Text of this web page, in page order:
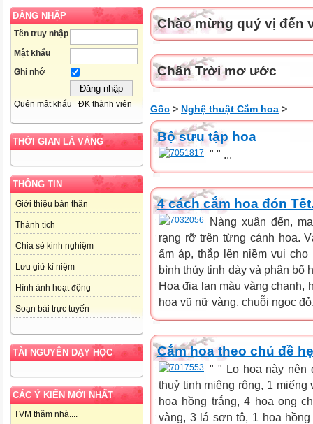
ĐĂNG NHẬP
Tên truy nhập
Mật khẩu
Ghi nhớ
Quên mật khẩu ĐK thành viên
THỜI GIAN LÀ VÀNG
THÔNG TIN
Giới thiệu bản thân
Thành tích
Chia sẻ kinh nghiệm
Lưu giữ kỉ niệm
Hình ảnh hoạt động
Soạn bài trực tuyến
TÀI NGUYÊN DẠY HỌC
CÁC Ý KIẾN MỚI NHẤT
TVM thăm nhà....
Chào mừng quý vị đến
Chân Trời mơ ước
Gốc > Nghệ thuật Cắm hoa >
Bộ sưu tập hoa
" " ...
4 cách cắm hoa đón
Nàng xuân đến,
rạng rỡ trên từng cánh hoa.
ấm áp, thắp lên niềm vui cho
bình thủy tinh dày và phân bố
Hoa địa lan màu vàng chanh,
hoa vũ nữ vàng, chuỗi ngọc
Cắm hoa theo chủ đề
" " Lọ hoa này nên
thuỷ tinh miệng rộng, 1 miếng
hoa hồng trắng, 4 hoa ong
vàng, 3 lá sơn tô, 1 hoa